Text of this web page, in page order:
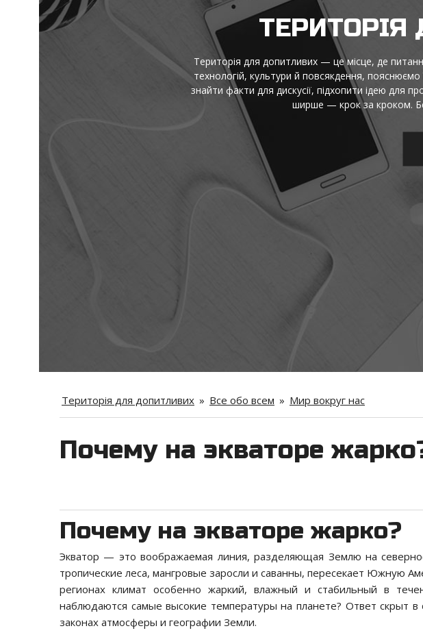
ІДЕЇ,
Ідеї, факти й натхнення — це територія, де
є короткі пояснення складного, добірки для
перевіряй і надихайся — щоб бачити ширше,
лише те, що працює,
Територія для допитливих » Все обо всем » Мир вокруг нас
Почему на экваторе
Почему на экваторе жарко?
Экватор — это воображаемая линия, разделяющая Землю на
тропические леса, мангровые заросли и саванны, пересекает Южную
регионах климат особенно жаркий, влажный и стабильный в
наблюдаются самые высокие температуры на планете? Ответ скрыт
законах атмосферы и географии Земли.